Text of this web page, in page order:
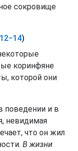
сокровище
)
коринфяне
которой они
поведении и в
невидимая
что он жил
В жизни